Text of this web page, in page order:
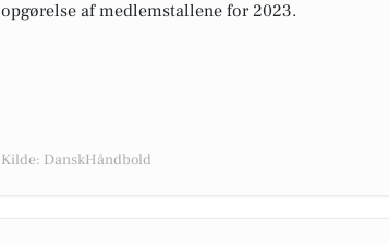
opgørelse af medlemstallene for 2023.
Kilde: DanskHåndbold